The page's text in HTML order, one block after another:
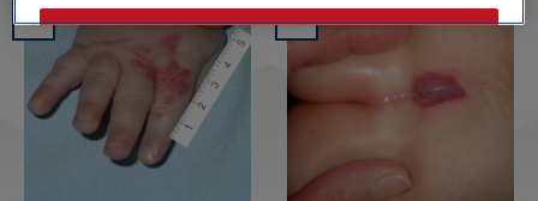
3 4
Nur das Wesentliche